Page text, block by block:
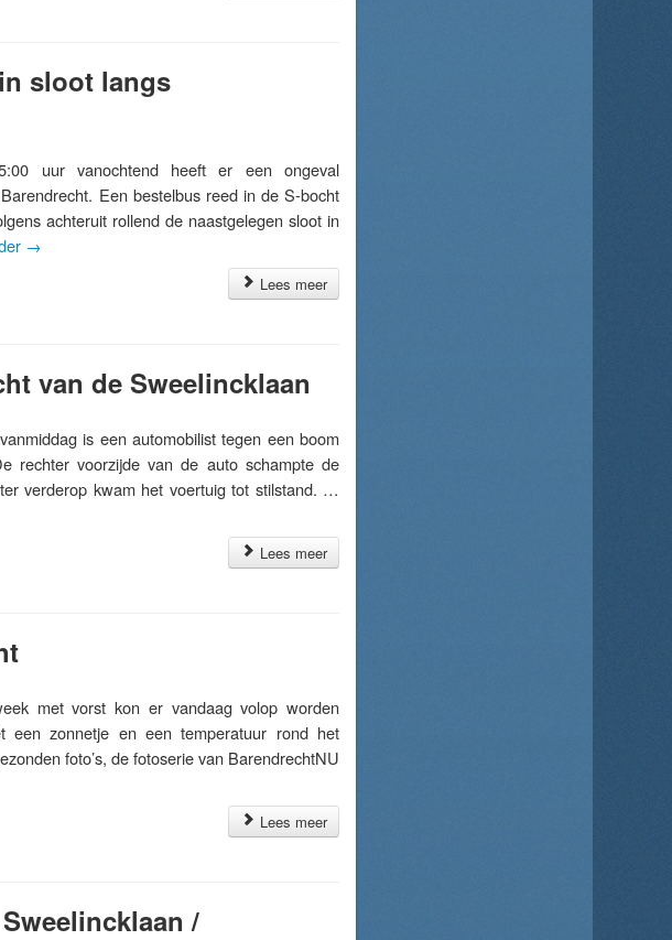
sloot langs
uur vanochtend heeft er een ongeval
Een bestelbus reed in de S-bocht
achteruit rollend de naastgelegen sloot in
→
Lees meer
van de Sweelincklaan
is een automobilist tegen een boom
rechter voorzijde van de auto schampte de
verderop kwam het voertuig tot stilstand. …
Lees meer
met vorst kon er vandaag volop worden
zonnetje en een temperatuur rond het
foto’s, de fotoserie van BarendrechtNU
Lees meer
/